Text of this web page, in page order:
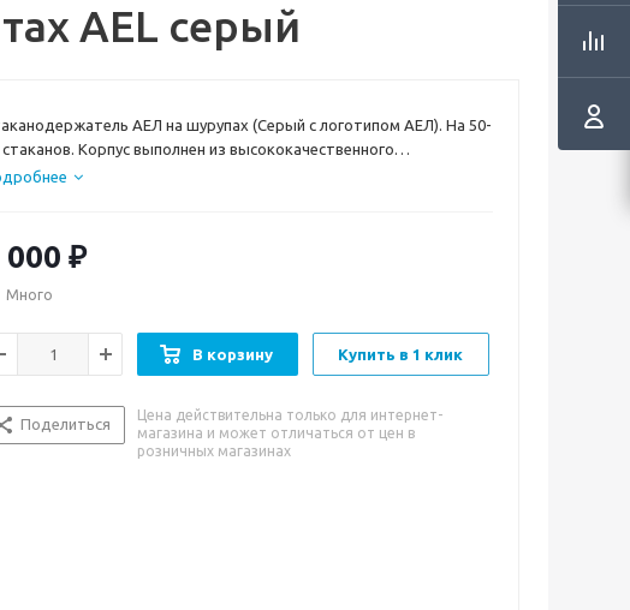
AEL серый
АЕЛ на шурупах (Серый с логотипом АЕЛ). На 50-
стаканов. Корпус выполнен из высококачественного
благодаря чему достигается высокая степень
магнитным креплением).
000 ₽
Много
В корзину Купить в 1 клик
Поделиться
Цена действительна только для интернет-
магазина и может отличаться от цен в
розничных магазинах